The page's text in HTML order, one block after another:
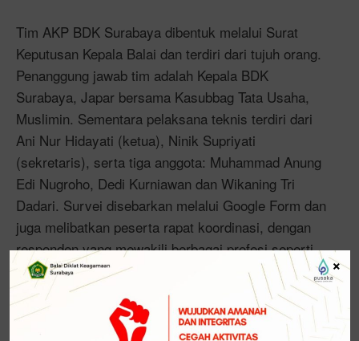
Tim AKP BDK Surabaya dibentuk melalui Surat
Keputusan Kepala Balai dan terdiri dari tujuh orang.
Penanggung jawab tim adalah Kepala BDK
Surabaya, Japar bersama Kasubbag Tata Usaha,
Muslimin. Sementara pelaksana teknis terdiri dari
Ani Nur Hidayati (ketua), Ninik Supriyati
(sekretaris), serta tiga anggota: Muhammad Anung
Edi Nugroho, Dedi Kurniawan dan Wikaning Tri
Dadari. Survei disebarkan melalui Google Form dan
juga melibatkan peserta rapat koordinasi, dengan
responden yang mewakili berbagai profesi seperti
kepala madrasah, pengawas, pranata komputer,
pranata humas, arsiparis, dan jabatan fungsional
lainnya. Mereka memberikan informasi penting
terkait kompetensi yang masih dibutuhkan dan perlu
×